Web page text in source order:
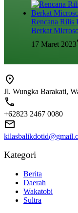
Rencana Rilis
Berkat
17 Maret 2023
Jl. Wungka Barakati,
+62823 2467 0080
Kategori
Berita
Daerah
Wakatobi
Sultra